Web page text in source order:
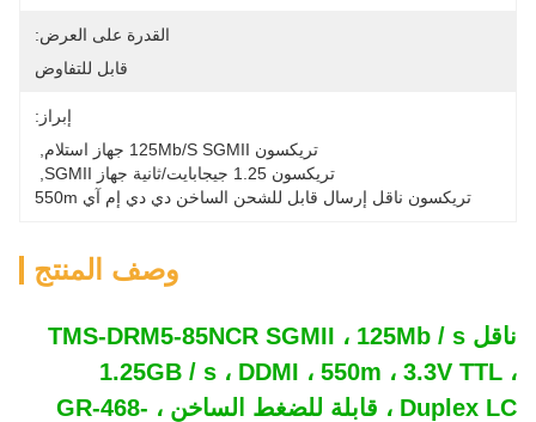
القدرة على العرض:
قابل للتفاوض
إبراز:
تريكسون 125Mb/s SGMII جهاز استلام
تريكسون 1.25 جيجابايت/ثانية جهاز SGMII
تريكسون ناقل إرسال قابل للشحن الساخن دي دي إم آي 550m
وصف المنتج
ناقل TMS-DRM5-85NCR SGMII ، 125Mb / s
1.25GB / s ، DDMI ، 550m ، 3.3V TTL ،
Duplex LC ، قابلة للضغط الساخن ، GR-468-